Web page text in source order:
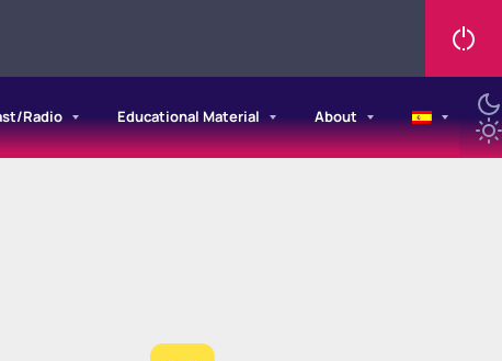
Radio Educational Material About